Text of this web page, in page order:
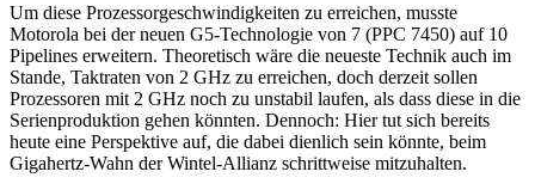
Um diese Prozessorgeschwindigkeiten zu erreichen, musste
Motorola bei der neuen G5-Technologie von 7 (PPC 7450) auf 10
Pipelines erweitern. Theoretisch wäre die neueste Technik auch im
Stande, Taktraten von 2 GHz zu erreichen, doch derzeit sollen
Prozessoren mit 2 GHz noch zu unstabil laufen, als dass diese in die
Serienproduktion gehen könnten. Dennoch: Hier tut sich bereits
heute eine Perspektive auf, die dabei dienlich sein könnte, beim
Gigahertz-Wahn der Wintel-Allianz schrittweise mitzuhalten.